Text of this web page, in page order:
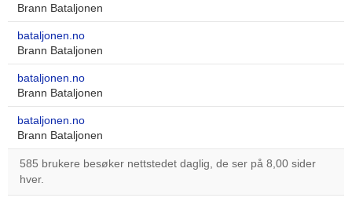
Brann Bataljonen
bataljonen.no
Brann Bataljonen
bataljonen.no
Brann Bataljonen
bataljonen.no
Brann Bataljonen
585 brukere besøker nettstedet daglig, de ser på 8,00 sider
hver.